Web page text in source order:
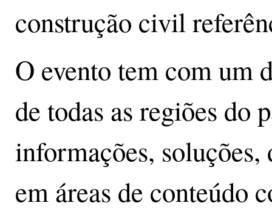
construção civil
O evento tem com um
de todas as regiões do
informações,
em áreas de conteúdo